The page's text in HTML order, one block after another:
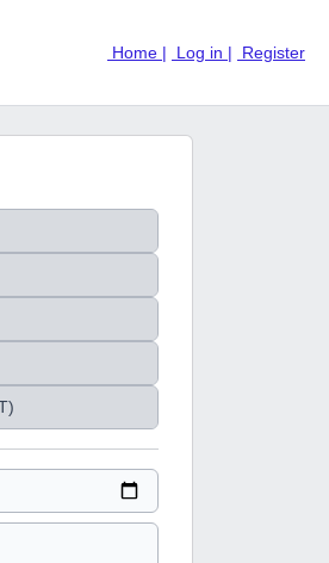
Home | Log in | Register